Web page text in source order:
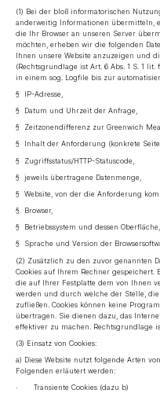
(1) Bei der bloß informatorischen
anderweitig Informationen übermitteln,
die Ihr Browser an unseren Server
möchten, erheben wir die folgenden
Ihnen unsere Website anzuzeigen und
(Rechtsgrundlage ist Art. 6 Abs. 1 S. 1
in einem sog. Logfile bis zur
§ IP-Adresse,
§ Datum und Uhrzeit der Anfrage,
§ Zeitzonendifferenz zur Greenwich
§ Inhalt der Anforderung (konkrete
§ Zugriffsstatus/HTTP-Statuscode,
§ jeweils übertragene Datenmenge,
§ Website, von der die Anforderung
§ Browser,
§ Betriebssystem und dessen Oberfläche,
§ Sprache und Version der
(2) Zusätzlich zu den zuvor genannten
Cookies auf Ihrem Rechner gespeichert.
die auf Ihrer Festplatte dem von Ihnen
werden und durch welche der Stelle,
zufließen. Cookies können keine
übertragen. Sie dienen dazu, das
effektiver zu machen. Rechtsgrundlage
(3) Einsatz von Cookies:
a) Diese Website nutzt folgende Arten
Folgenden erläutert werden:
· Transiente Cookies (dazu b)